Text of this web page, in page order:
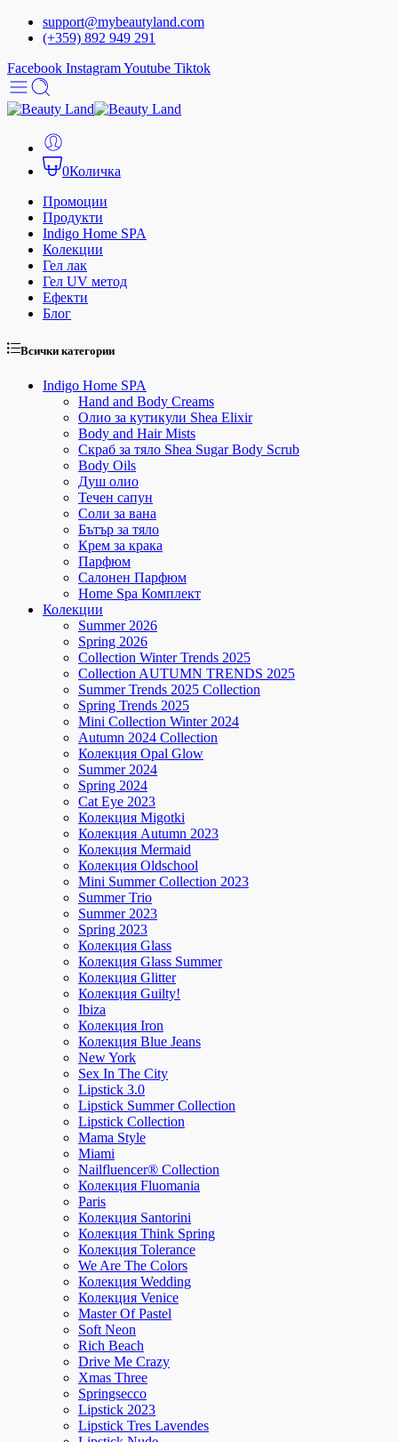
support@mybeautyland.com
(+359) 892 949 291
Facebook InstagramYoutube Tiktok
0Количка
Промоции
Продукти
Indigo Home SPA
Колекции
Гел лак
Гел UV метод
Ефекти
Блог
Всички категории
Indigo Home SPA
Hand and Body Creams
Олио за кутикули Shea Elixir
Body and Hair Mists
Скраб за тяло Shea Sugar Body Scrub
Body Oils
Душ олио
Течен сапун
Соли за вана
Бътър за тяло
Крем за крака
Парфюм
Салонен Парфюм
Home Spa Комплект
Колекции
Summer 2026
Spring 2026
Collection Winter Trends 2025
Collection AUTUMN TRENDS 2025
Summer Trends 2025 Collection
Spring Trends 2025
Mini Collection Winter 2024
Autumn 2024 Collection
Колекция Opal Glow
Summer 2024
Spring 2024
Cat Eye 2023
Колекция Migotki
Колекция Autumn 2023
Колекция Mermaid
Колекция Oldschool
Mini Summer Collection 2023
Summer Trio
Summer 2023
Spring 2023
Колекция Glass
Колекция Glass Summer
Колекция Glitter
Колекция Guilty!
Ibiza
Колекция Iron
Колекция Blue Jeans
New York
Sex In The City
Lipstick 3.0
Lipstick Summer Collection
Lipstick Collection
Mama Style
Miami
Nailfluencer® Collection
Колекция Fluomania
Paris
Колекция Santorini
Колекция Think Spring
Колекция Tolerance
We Are The Colors
Колекция Wedding
Колекция Venice
Master Of Pastel
Soft Neon
Rich Beach
Drive Me Crazy
Xmas Three
Springsecco
Lipstick 2023
Lipstick Tres Lavendes